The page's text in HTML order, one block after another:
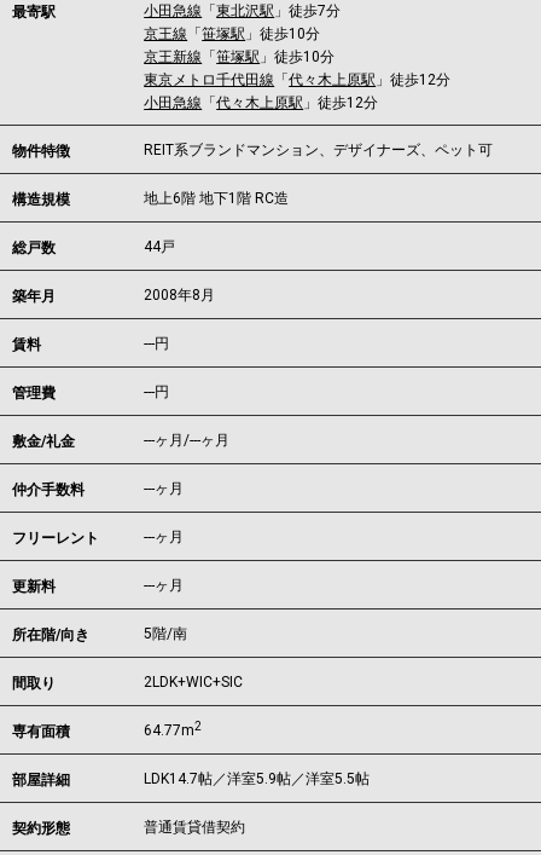
最寄駅 小田急線 「東北沢駅 」徒歩7分
京王線 「笹塚駅 」徒歩10分
京王新線 「笹塚駅 」徒歩10分
東京メトロ千代田線 「代々木上原駅 」徒歩12分
小田急線 「代々木上原駅 」徒歩12分
物件特徴 REIT系ブランドマンション、デザイナーズ、ペット可
構造規模 地上6階 地下1階 RC造
総戸数 44戸
築年月 2008年8月
賃料 ---円
管理費 ---円
敷金/礼金 ---ヶ月/---ヶ月
仲介手数料 ---ヶ月
フリーレント ---ヶ月
更新料 ---ヶ月
所在階/向き 5階/南
間取り 2LDK+WIC+SIC
専有面積 64.77m2
部屋詳細 LDK14.7帖／洋室5.9帖／洋室5.5帖
契約形態 普通賃貸借契約